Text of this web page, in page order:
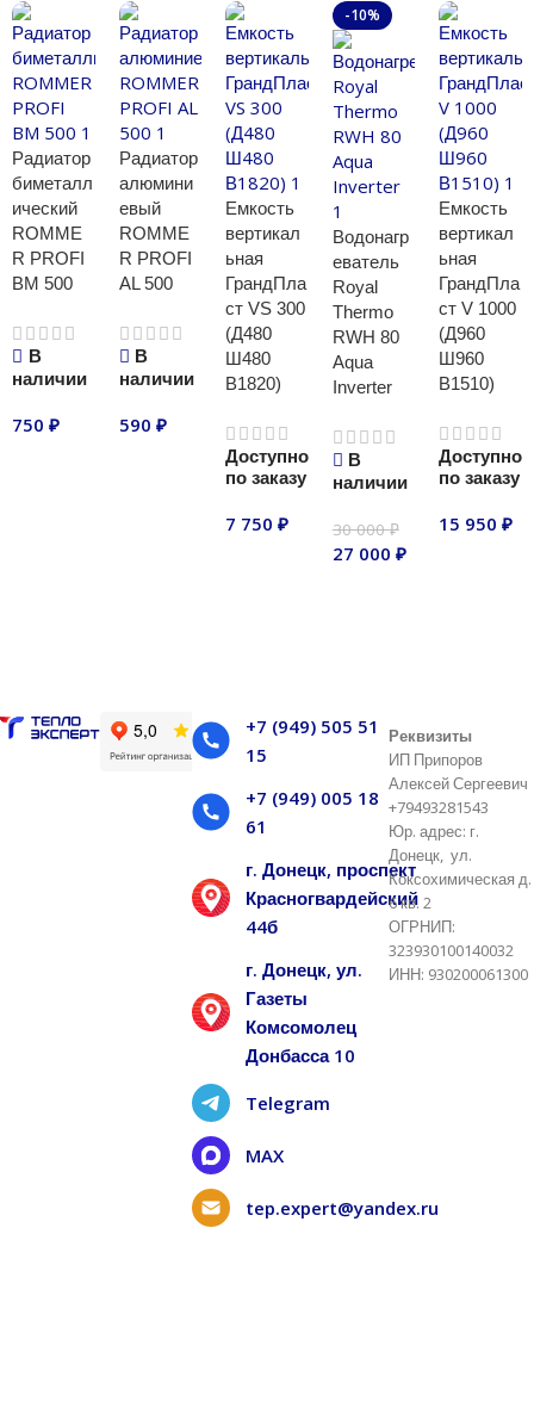
Радиатор
биметалл
ический
ROMME
R PROFI
BM 500
В
наличии
750 ₽
Радиатор
алюмини
евый
ROMME
R PROFI
AL 500
В
наличии
590 ₽
Емкость
вертикал
ьная
ГрандПла
ст VS 300
(Д480
Ш480
В1820)
Доступно
по заказу
7 750₽
-10%
Водонагр
еватель
Royal
Thermo
RWH 80
Aqua
Inverter
В
наличии
30 000₽
27 000 ₽
Емкость
вертикал
ьная
ГрандПла
ст V 1000
(Д960
Ш960
В1510)
Доступно
по заказу
15 950₽
+7 (949) 505 51
15
+7 (949) 005 18
61
г. Донецк, проспект
Красногвардейский
44б
г. Донецк, ул.
Газеты
Комсомолец
Донбасса 10
Telegram
MAX
tep.expert@yandex.ru
Реквизиты
ИП Припоров
Алексей Сергеевич
+79493281543
Юр. адрес: г.
Донецк, ул.
Коксохимическая д.
6 кв. 2
ОГРНИП:
323930100140032
ИНН: 930200061300